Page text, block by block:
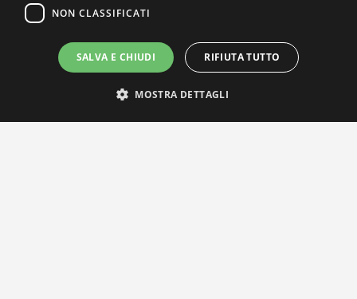
NON CLASSIFICATI
SALVA E CHIUDI RIFIUTA TUTTO
MOSTRA DETTAGLI